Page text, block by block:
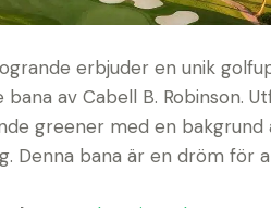
erbjuder en unik
av Cabell B. Robinson.
greener med en bakgrund
Denna bana är en dröm för